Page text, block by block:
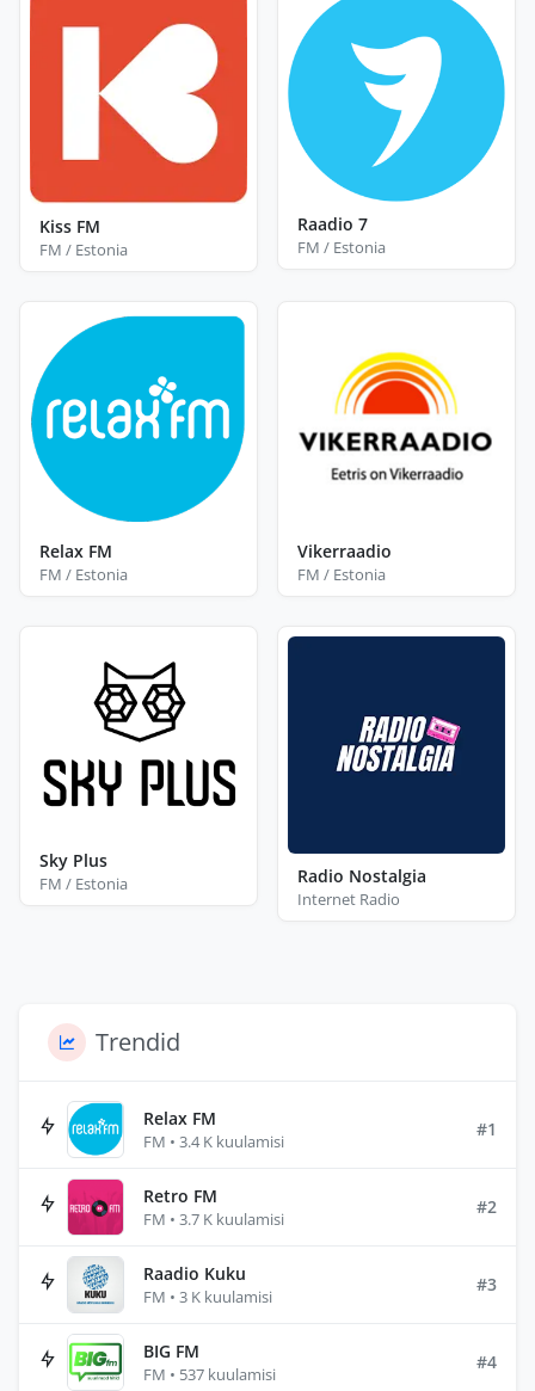
Kiss FM
FM / Estonia
Raadio 7
FM / Estonia
Relax FM
FM / Estonia
Vikerraadio
FM / Estonia
Sky Plus
FM / Estonia Radio Nostalgia
Internet Radio
Trendid
Relax FM
FM • 3.4 K kuulamisi
#1
Retro FM
FM • 3.7 K kuulamisi
#2
Raadio Kuku
FM • 3 K kuulamisi
#3
BIG FM
FM • 537 kuulamisi
#4